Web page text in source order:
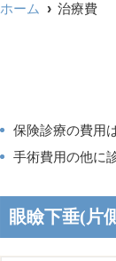
ホーム 治療費
保険診療の費用
手術費用の他に
眼瞼下垂(片